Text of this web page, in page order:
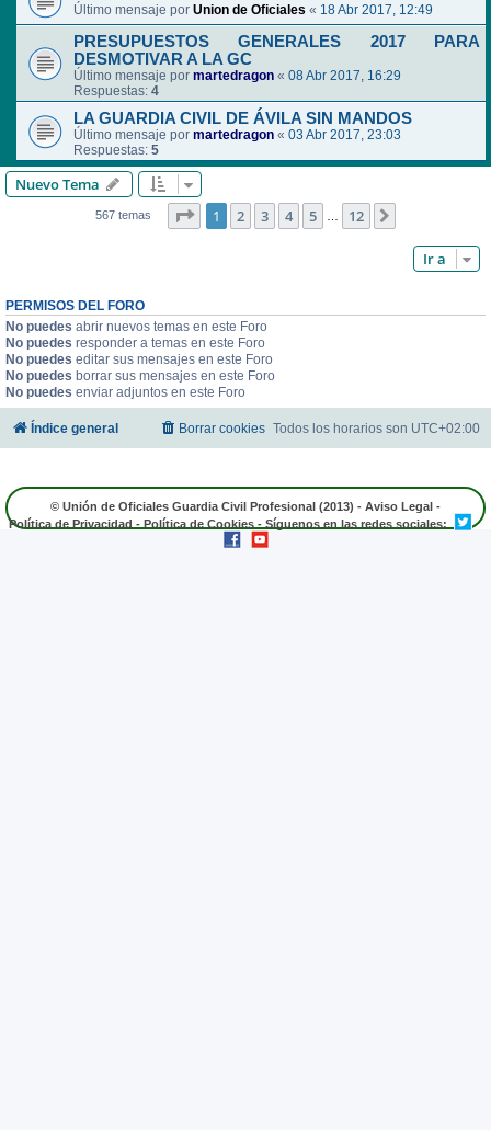
Último mensaje por Union de Oficiales « 18 Abr 2017, 12:49
PRESUPUESTOS GENERALES 2017 PARA
DESMOTIVAR A LA GC
Último mensaje por martedragon « 08 Abr 2017, 16:29
Respuestas: 4
LA GUARDIA CIVIL DE ÁVILA SIN MANDOS
Último mensaje por martedragon « 03 Abr 2017, 23:03
Respuestas: 5
Nuevo Tema
567 temas Página de 12
1 2 3 4 5 … 12
Ir a
PERMISOS DEL FORO
No puedes abrir nuevos temas en este Foro
No puedes responder a temas en este Foro
No puedes editar sus mensajes en este Foro
No puedes borrar sus mensajes en este Foro
No puedes enviar adjuntos en este Foro
Índice general Todos los horarios son UTC+02:00
Borrar cookies
© Unión de Oficiales Guardia Civil Profesional (2013) - Aviso Legal -
Política de Privacidad-Política de Cookies- Síguenos en las redes sociales: